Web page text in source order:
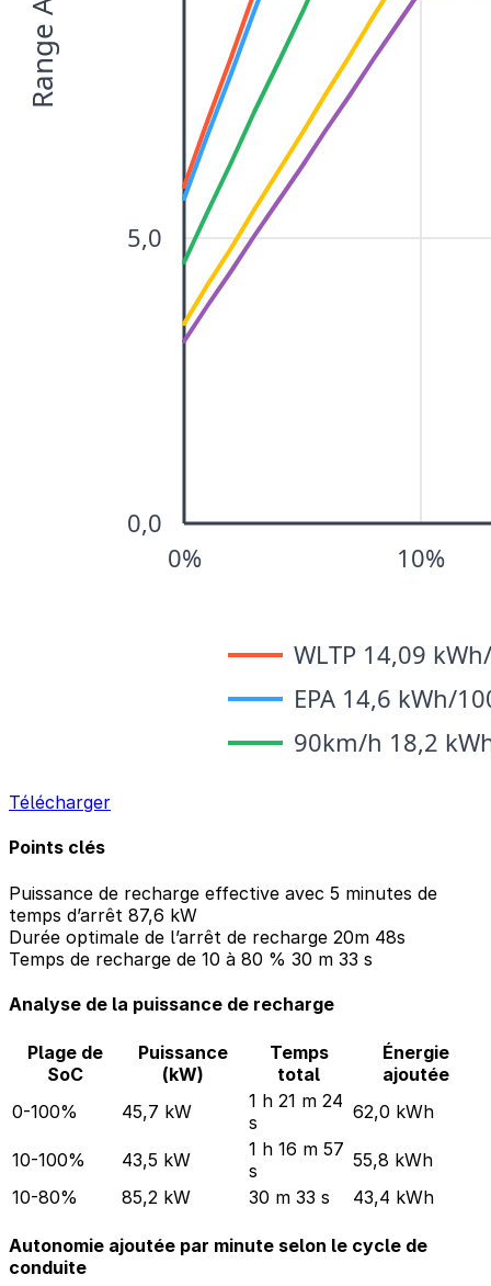
Télécharger
Points clés
Puissance de recharge effective avec 5 minutes de
temps d’arrêt 87,6 kW
Durée optimale de l’arrêt de recharge 20m 48s
Temps de recharge de 10 à 80 % 30 m 33 s
Analyse de la puissance de recharge
Plage de
SoC
Puissance
(kW)
Temps
total
Énergie
ajoutée
0-100%
45,7 kW
1 h 21 m 24
s
62,0 kWh
10-100% 43,5 kW
1 h 16 m 57
s
55,8 kWh
10-80%
85,2 kW 30 m 33 s 43,4 kWh
Autonomie ajoutée par minute selon le cycle de
conduite